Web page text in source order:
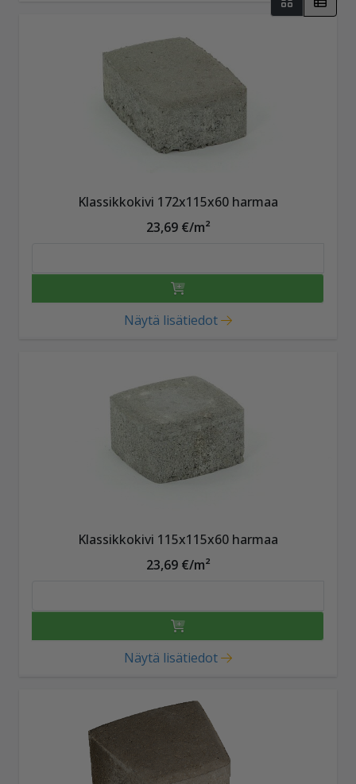
Klassikkokivi 172x115x60 harmaa
23,69 €/m²
Näytä lisätiedot
Klassikkokivi 115x115x60 harmaa
23,69 €/m²
Näytä lisätiedot